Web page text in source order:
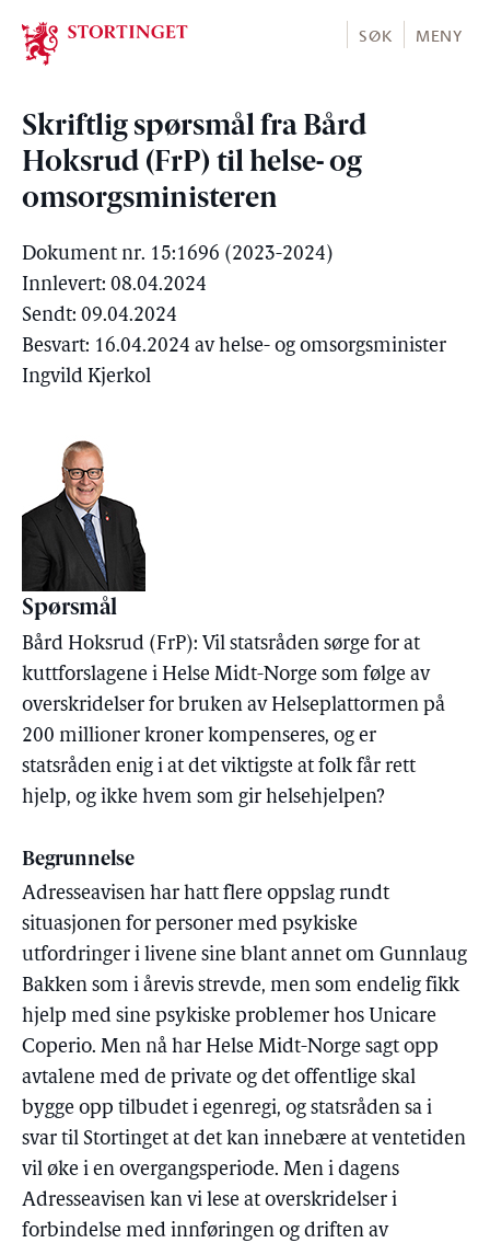
Stortinget.no
SØK MENY
Skriftlig spørsmål fra Bård
Hoksrud (FrP) til helse- og
omsorgsministeren
Dokument nr. 15:1696 (2023-2024)
Innlevert: 08.04.2024
Sendt: 09.04.2024
Besvart: 16.04.2024 av helse- og omsorgsminister
Ingvild Kjerkol
Spørsmål
Bård Hoksrud (FrP): Vil statsråden sørge for at
kuttforslagene i Helse Midt-Norge som følge av
overskridelser for bruken av Helseplattormen på
200 millioner kroner kompenseres, og er
statsråden enig i at det viktigste at folk får rett
hjelp, og ikke hvem som gir helsehjelpen?
Begrunnelse
Adresseavisen har hatt flere oppslag rundt
situasjonen for personer med psykiske
utfordringer i livene sine blant annet om Gunnlaug
Bakken som i årevis strevde, men som endelig fikk
hjelp med sine psykiske problemer hos Unicare
Coperio. Men nå har Helse Midt-Norge sagt opp
avtalene med de private og det offentlige skal
bygge opp tilbudet i egenregi, og statsråden sa i
svar til Stortinget at det kan innebære at ventetiden
vil øke i en overgangsperiode. Men i dagens
Adresseavisen kan vi lese at overskridelser i
forbindelse med innføringen og driften av